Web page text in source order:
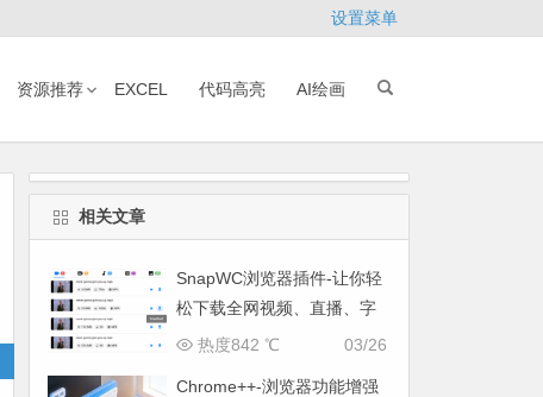
设置菜单
资源推荐 EXCEL 代码高亮 AI绘画
相关文章
SnapWC浏览器插件-让你轻
松下载全网视频、直播、字
幕与图片
03/26
热度842 ℃
Chrome++-浏览器功能增强